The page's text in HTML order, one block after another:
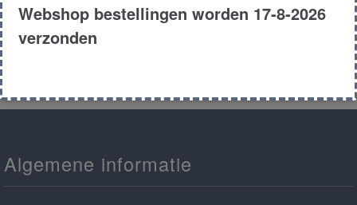
Product # 168363
Algemene informatie
Webshop bestellingen worden 17-8-2026
verzonden